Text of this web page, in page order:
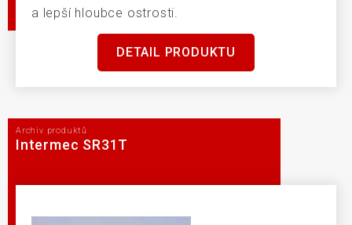
a lepší hloubce ostrosti.
DETAIL PRODUKTU
Archiv produktů
Intermec SR31T